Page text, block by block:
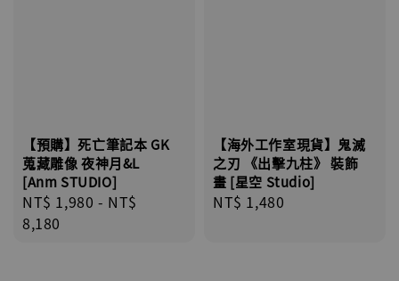
【預購】死亡筆記本 GK
蒐藏雕像 夜神月&L
[Anm STUDIO]
Regular
price
NT$ 1,980 - NT$
8,180
【海外工作室現貨】鬼滅
之刃 《出擊九柱》 裝飾
畫 [星空 Studio]
Regular
NT$ 1,480